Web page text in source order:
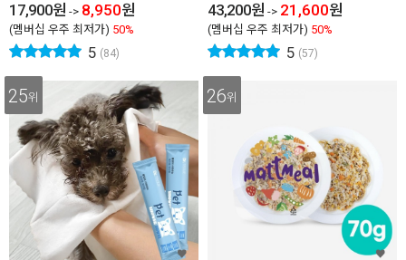
17,900원 -> 8,950원
(멤버십 우주 최저가) 50%
5 (84)
43,200원 -> 21,600원
(멤버십 우주 최저가) 50%
5 (57)
25위 26위